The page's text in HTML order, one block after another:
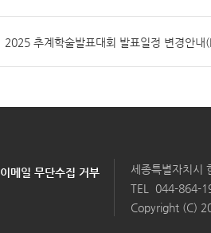
2025 추계학술발표대회 발표일정 변경안내
이메일 무단수집 거부
세종특별자치시
TEL 044-864-
Copyright (C)